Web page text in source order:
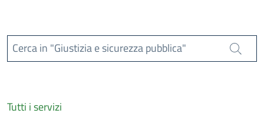
Cerca in "Giustizia e sicurezza pubblica"
Cerca
Tutti i servizi